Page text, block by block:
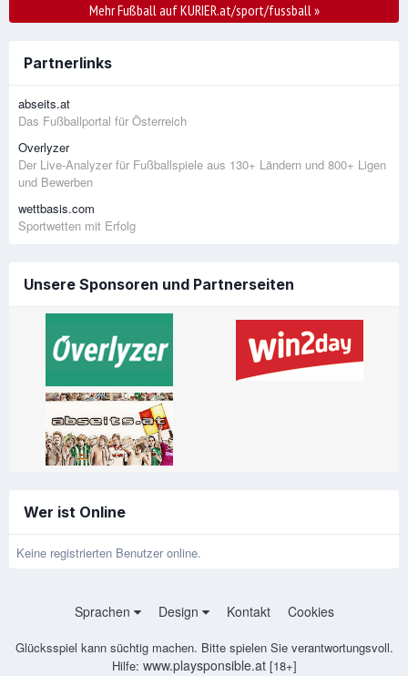
Mehr Fußball auf KURIER.at/sport/fussball»
Partnerlinks
abseits.at
Das Fußballportal für Österreich
Overlyzer
Der Live-Analyzer für Fußballspiele aus 130+ Ländern und 800+ Ligen
und Bewerben
wettbasis.com
Sportwetten mit Erfolg
Unsere Sponsoren und Partnerseiten
Wer ist Online
Keine registrierten Benutzer online.
Sprachen Design Kontakt Cookies
Glücksspiel kann süchtig machen. Bitte spielen Sie verantwortungsvoll.
Hilfe: www.playsponsible.at[18+]